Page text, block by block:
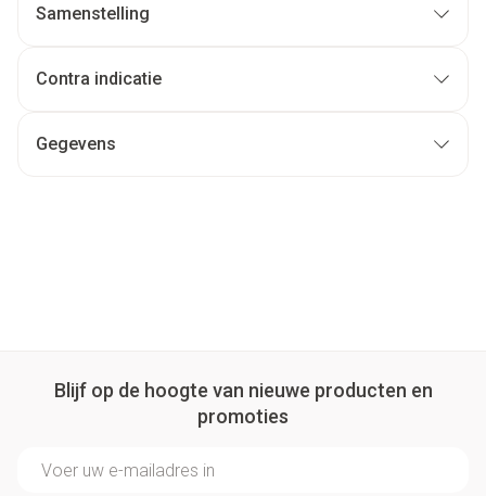
Samenstelling
Contra indicatie
Gegevens
Blijf op de hoogte van nieuwe producten en
promoties